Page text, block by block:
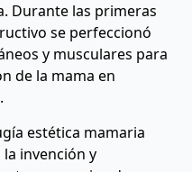
Durante las primeras
se perfeccionó
y musculares para
de la mama en
estética mamaria
invención y